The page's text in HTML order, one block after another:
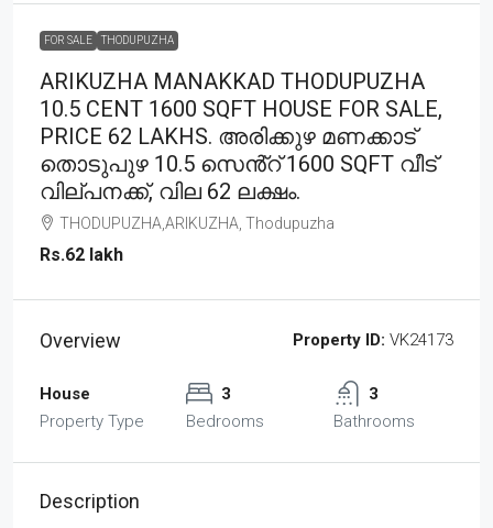
FOR SALE THODUPUZHA
ARIKUZHA MANAKKAD THODUPUZHA
10.5 CENT 1600 SQFT HOUSE FOR SALE,
PRICE 62 LAKHS. അരിക്കുഴ മണക്കാട്
തൊടുപുഴ 10.5 സെൻ്റ് 1600 SQFT വീട്
വില്പനക്ക്, വില 62 ലക്ഷം.
THODUPUZHA,ARIKUZHA, Thodupuzha
Rs.62 lakh
Overview Property ID: VK24173
House
Property Type
3
Bedrooms
3
Bathrooms
Description